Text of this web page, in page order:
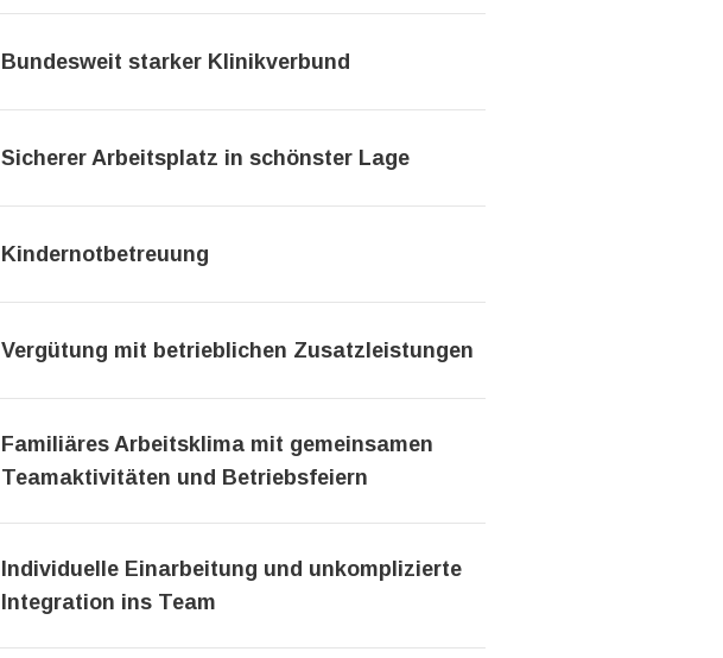
Bundesweit starker Klinikverbund
Sicherer Arbeitsplatz in schönster Lage
Kindernotbetreuung
Vergütung mit betrieblichen Zusatzleistungen
Familiäres Arbeitsklima mit gemeinsamen
Teamaktivitäten und Betriebsfeiern
Individuelle Einarbeitung und unkomplizierte
Integration ins Team